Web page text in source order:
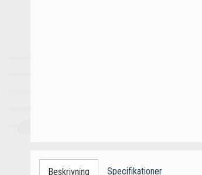
Beskrivning Specifikationer